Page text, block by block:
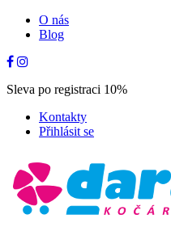
O nás
Blog
Sleva po registraci 10%
Kontakty
Přihlásit se